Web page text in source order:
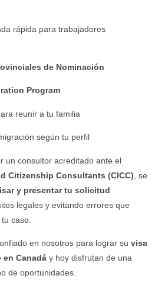
rápida para trabajadores
de Nominación
Program
reunir a tu familia
según tu perfil
un consultor acreditado ante el
Citizenship Consultants (CICC) , se
y presentar tu solicitud
legales y evitando errores que
caso.
en nosotros para lograr su visa
en Canadá y hoy disfrutan de una
de oportunidades.